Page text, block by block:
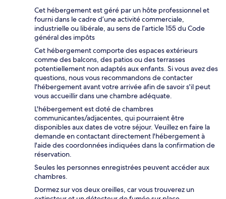
Cet hébergement est géré par un hôte professionnel et
fourni dans le cadre d’une activité commerciale,
industrielle ou libérale, au sens de l’article 155 du Code
général des impôts
Cet hébergement comporte des espaces extérieurs
comme des balcons, des patios ou des terrasses
potentiellement non adaptés aux enfants. Si vous avez des
questions, nous vous recommandons de contacter
l'hébergement avant votre arrivée afin de savoir s'il peut
vous accueillir dans une chambre adéquate.
L'hébergement est doté de chambres
communicantes/adjacentes, qui pourraient être
disponibles aux dates de votre séjour. Veuillez en faire la
demande en contactant directement l'hébergement à
l'aide des coordonnées indiquées dans la confirmation de
réservation.
Seules les personnes enregistrées peuvent accéder aux
chambres.
Dormez sur vos deux oreilles, car vous trouverez un